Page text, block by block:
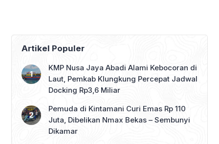
Artikel Populer
KMP Nusa Jaya Abadi Alami Kebocoran di
Laut, Pemkab Klungkung Percepat Jadwal
Docking Rp3,6 Miliar
Pemuda di Kintamani Curi Emas Rp 110
Juta, Dibelikan Nmax Bekas – Sembunyi
Dikamar